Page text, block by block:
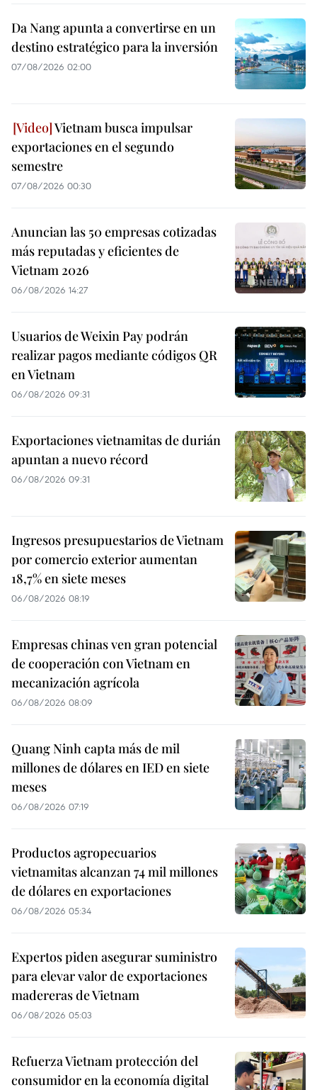
Da Nang apunta a convertirse en un
destino estratégico para la inversión
07/08/2026 02:00
Vietnam busca impulsar
exportaciones en el segundo
semestre
07/08/2026 00:30
Anuncian las 50 empresas cotizadas
más reputadas y eficientes de
Vietnam 2026
06/08/2026 14:27
Usuarios de Weixin Pay podrán
realizar pagos mediante códigos QR
en Vietnam
06/08/2026 09:31
Exportaciones vietnamitas de durián
apuntan a nuevo récord
06/08/2026 09:31
Ingresos presupuestarios de Vietnam
por comercio exterior aumentan
18,7% en siete meses
06/08/2026 08:19
Empresas chinas ven gran potencial
de cooperación con Vietnam en
mecanización agrícola
06/08/2026 08:09
Quang Ninh capta más de mil
millones de dólares en IED en siete
meses
06/08/2026 07:19
Productos agropecuarios
vietnamitas alcanzan 74 mil millones
de dólares en exportaciones
06/08/2026 05:34
Expertos piden asegurar suministro
para elevar valor de exportaciones
madereras de Vietnam
06/08/2026 05:03
Refuerza Vietnam protección del
consumidor en la economía digital